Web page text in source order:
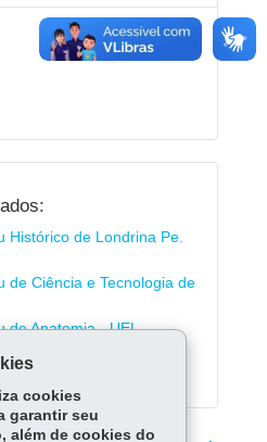
Histórico de Londrina Pe.
de Ciência e Tecnologia de
de Anatomia - UEL
de Lima - UEL
cookies
garantir seu
além de cookies do